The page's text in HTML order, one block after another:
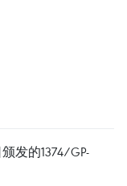
发的1374/GP-